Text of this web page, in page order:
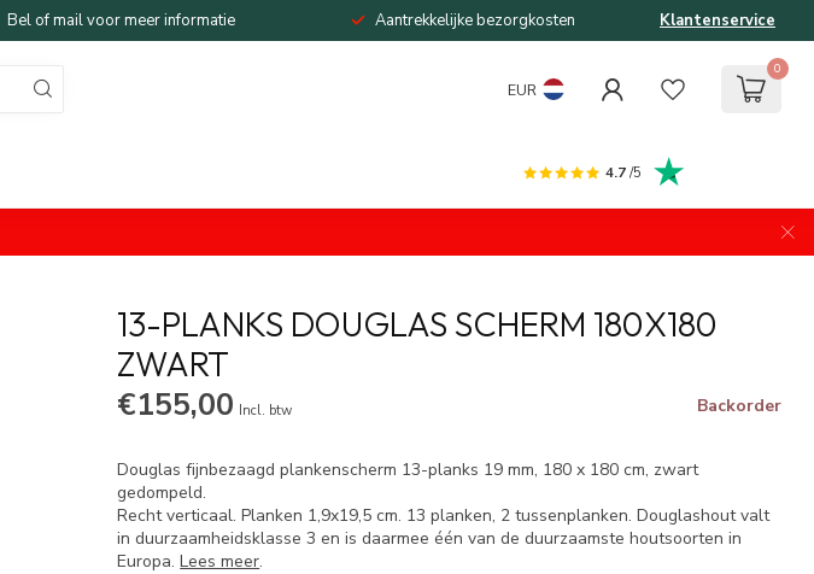
Bel of mail voor meer informatie Aantrekkelijke bezorgkosten Klantenservice
EUR
0
4.7/5
13-PLANKS DOUGLAS SCHERM 180X180
ZWART
€155,00 Incl. btw Backorder
Douglas fijnbezaagd plankenscherm 13-planks 19 mm, 180 x 180 cm, zwart
gedompeld.
Recht verticaal. Planken 1,9x19,5 cm. 13 planken, 2 tussenplanken. Douglashout valt
in duurzaamheidsklasse 3 en is daarmee één van de duurzaamste houtsoorten in
Europa.Lees meer.